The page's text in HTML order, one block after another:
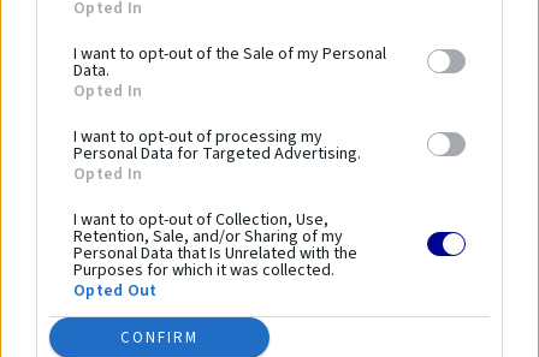
Opted In
I want to opt-out of the Sale of my Personal
Data.
Opted In
I want to opt-out of processing my
Personal Data for Targeted Advertising.
Opted In
I want to opt-out of Collection, Use,
Retention, Sale, and/or Sharing of my
Personal Data that Is Unrelated with the
Purposes for which it was collected.
Opted Out
CONFIRM
Kapacita:
9 osôb
Veková kategória:
Výška voľného pádu:
2000 mm
Dĺžka bezpečnostnej zóny: 11700 mm
Plocha bezpečnostnej zóny:-
Obvod bezpečnostnej zóny: -
Parametre